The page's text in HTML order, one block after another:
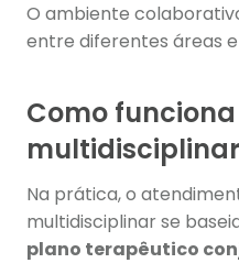
O ambiente
entre diferentes áreas
Como
Na prática, o
multidisciplinar se
plano terapêutico